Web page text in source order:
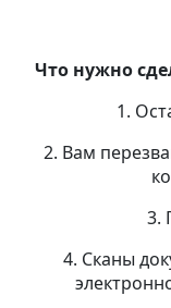
Что нужно
1.
2. Вам
3.
4. Сканы